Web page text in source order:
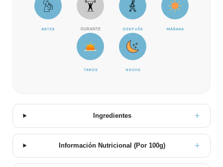
ANTES DURANTE DESPUÉS MAÑANA
TARDE NOCHE
Ingredientes
Información Nutricional (Por 100g)